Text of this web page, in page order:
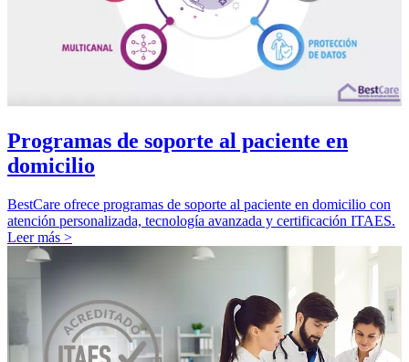
Programas de soporte al paciente en
domicilio
BestCare ofrece programas de soporte al paciente en domicilio con
atención personalizada, tecnología avanzada y certificación ITAES.
Leer más >